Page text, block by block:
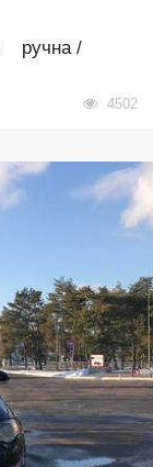
ручна /
4502